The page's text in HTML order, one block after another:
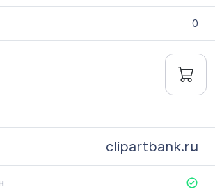
0
clipartbank.ru